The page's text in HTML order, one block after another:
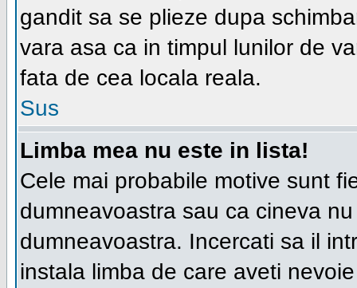
gandit sa se plieze dupa
vara asa ca in timpul lunilor de
fata de cea locala reala.
Sus
Limba mea nu este in lista!
Cele mai probabile motive sunt
dumneavoastra sau ca cineva
dumneavoastra. Incercati sa il
instala limba de care aveti